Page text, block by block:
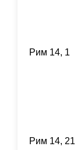
Рим 14, 1
Рим 14, 21